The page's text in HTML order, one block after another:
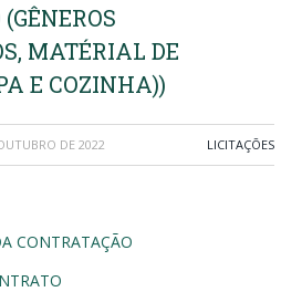
MATÉRIAL DE
E COZINHA))
DE 2022 LICITAÇÕES
CONTRATAÇÃO